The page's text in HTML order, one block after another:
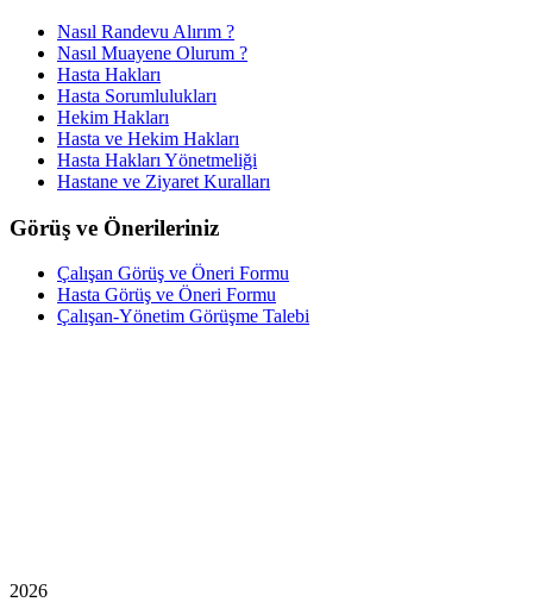
Nasıl Randevu Alırım ?
Nasıl Muayene Olurum ?
Hasta Hakları
Hasta Sorumlulukları
Hekim Hakları
Hasta ve Hekim Hakları
Hasta Hakları Yönetmeliği
Hastane ve Ziyaret Kuralları
Görüş ve Önerileriniz
Çalışan Görüş ve Öneri Formu
Hasta Görüş ve Öneri Formu
Çalışan-Yönetim Görüşme Talebi
2026